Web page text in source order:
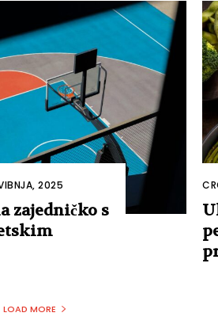
2025
zajedničko s
LOAD MORE